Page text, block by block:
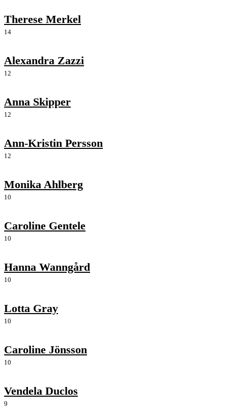
Therese Merkel
14
Alexandra Zazzi
12
Anna Skipper
12
Ann-Kristin Persson
12
Monika Ahlberg
10
Caroline Gentele
10
Hanna Wanngård
10
Lotta Gray
10
Caroline Jönsson
10
Vendela Duclos
9